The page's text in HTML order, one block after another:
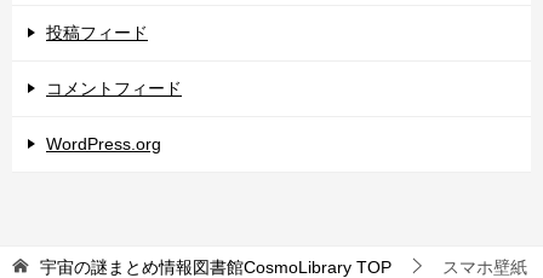
投稿フィード
コメントフィード
WordPress.org
宇宙の謎まとめ情報図書館CosmoLibrary TOP スマホ壁紙